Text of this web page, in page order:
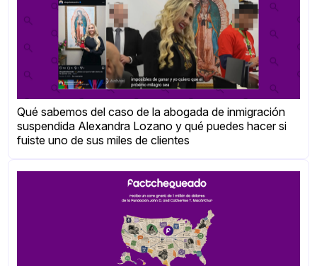
Qué sabemos del caso de la abogada de inmigración
suspendida Alexandra Lozano y qué puedes hacer si
fuiste uno de sus miles de clientes